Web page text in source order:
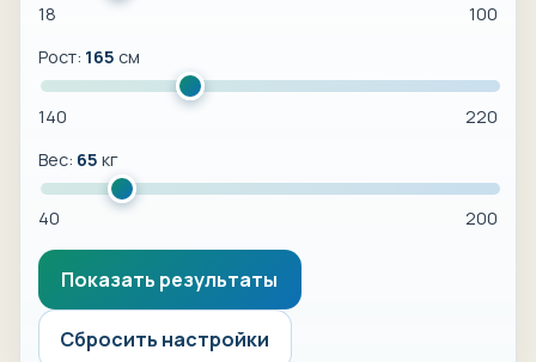
18
100
Рост: 165 см
140
220
Вес: 65 кг
40 200
Показать результаты
Сбросить настройки